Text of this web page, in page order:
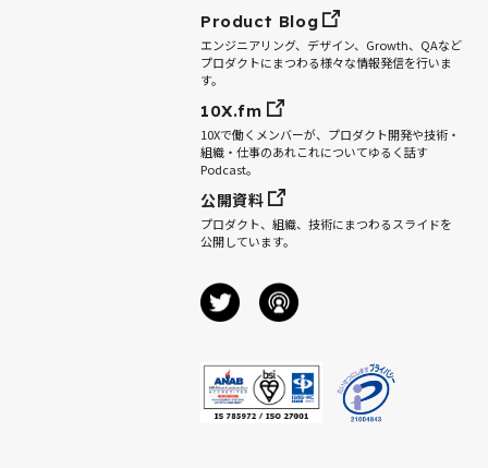
Product Blog
エンジニアリング、デザイン、Growth、QAなど
プロダクトにまつわる様々な情報発信を行いま
す。
10X.fm
10Xで働くメンバーが、プロダクト開発や技術・
組織・仕事のあれこれについてゆるく話す
Podcast。
公開資料
プロダクト、組織、技術にまつわるスライドを
公開しています。